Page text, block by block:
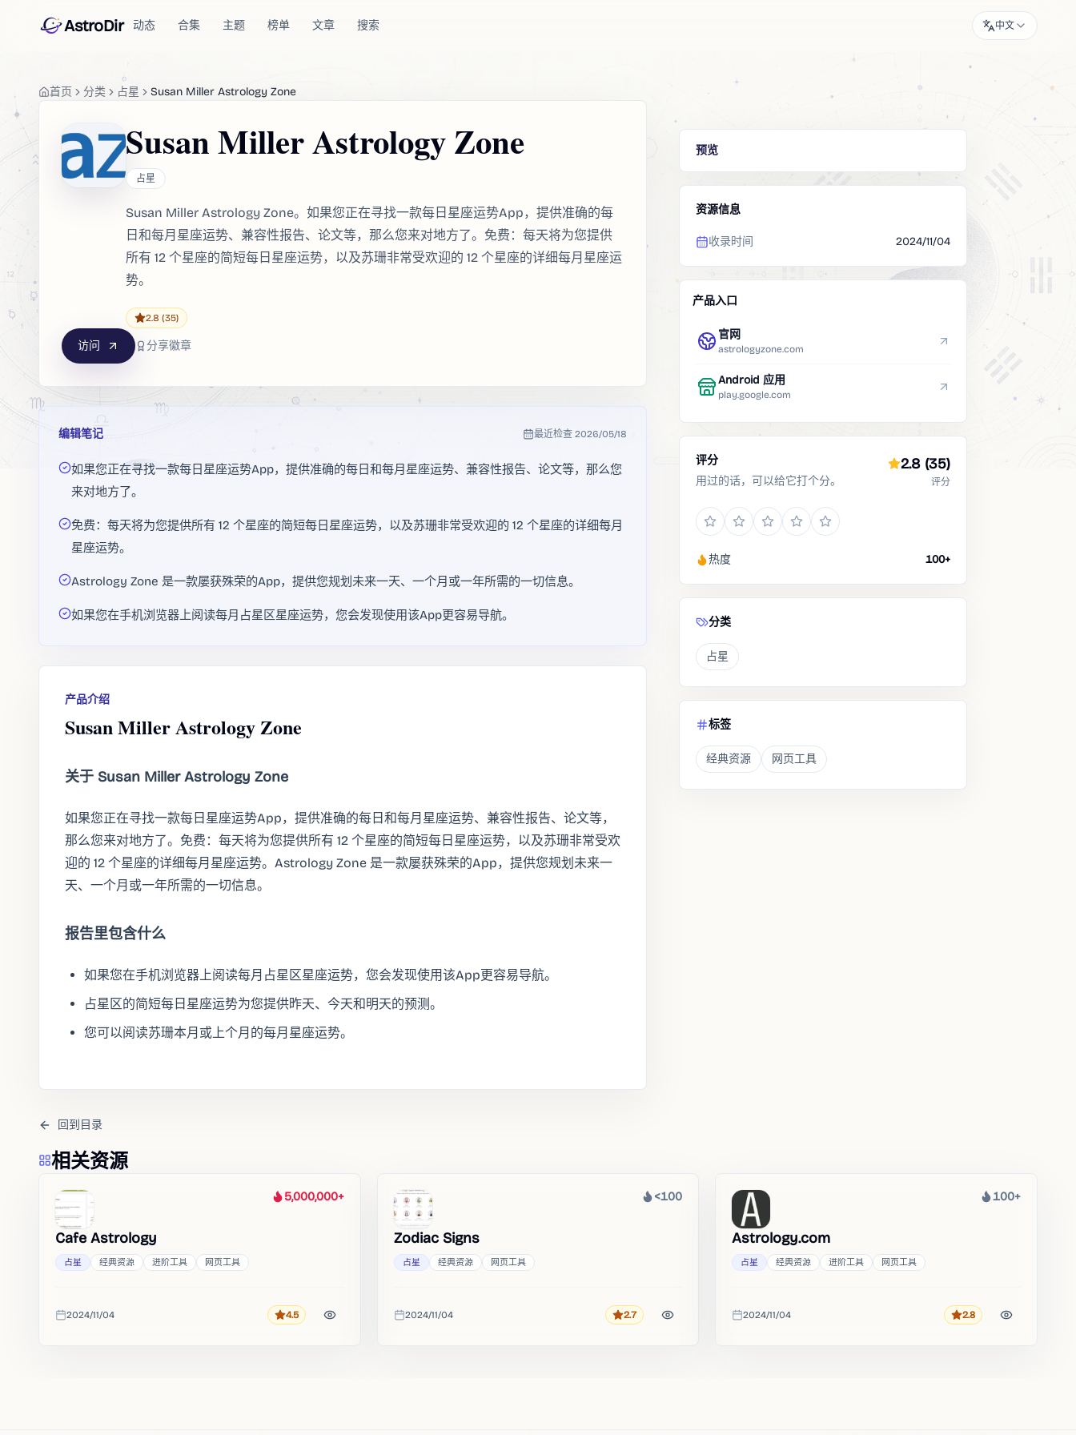
AstroDir 动态 合集 主题 榜单 文章 搜索 中文
首页 分类 占星 Susan Miller Astrology Zone
Susan Miller Astrology Zone
占星
Susan Miller Astrology Zone。如果您正在寻找一款每日星座运势App，提供准确的每
日和每月星座运势、兼容性报告、论文等，那么您来对地方了。免费：每天将为您提供
所有 12 个星座的简短每日星座运势，以及苏珊非常受欢迎的 12 个星座的详细每月星座运
势。
2.8 (35)
访问 分享徽章
编辑笔记 最近检查 2026/05/18
如果您正在寻找一款每日星座运势App，提供准确的每日和每月星座运势、兼容性报告、论文等，那么您
来对地方了。
免费：每天将为您提供所有 12 个星座的简短每日星座运势，以及苏珊非常受欢迎的 12 个星座的详细每月
星座运势。
Astrology Zone 是一款屡获殊荣的App，提供您规划未来一天、一个月或一年所需的一切信息。
如果您在手机浏览器上阅读每月占星区星座运势，您会发现使用该App更容易导航。
产品介绍
Susan Miller Astrology Zone
关于 Susan Miller Astrology Zone
如果您正在寻找一款每日星座运势App，提供准确的每日和每月星座运势、兼容性报告、论文等，
那么您来对地方了。免费：每天将为您提供所有 12 个星座的简短每日星座运势，以及苏珊非常受欢
迎的 12 个星座的详细每月星座运势。Astrology Zone 是一款屡获殊荣的App，提供您规划未来一
天、一个月或一年所需的一切信息。
报告里包含什么
如果您在手机浏览器上阅读每月占星区星座运势，您会发现使用该App更容易导航。
占星区的简短每日星座运势为您提供昨天、今天和明天的预测。
您可以阅读苏珊本月或上个月的每月星座运势。
回到目录
预览
资源信息
收录时间 2024/11/04
产品入口
官网
astrologyzone.com
Android 应用
play.google.com
评分
用过的话，可以给它打个分。
2.8 (35)
评分
热度 100+
分类
占星
标签
经典资源 网页工具
相关资源
热度
5,000,000+
Cafe Astrology
占星 经典资源 进阶工具 网页工具
收录时间
2024/11/04 评分4.5
热度
<100
Zodiac Signs
占星 经典资源 网页工具
收录时间
2024/11/04 评分2.7
热度
100+
Astrology.com
占星 经典资源 进阶工具 网页工具
收录时间
2024/11/04 评分2.8